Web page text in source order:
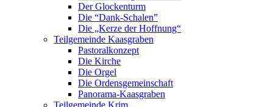
Der Glockenturm
Die “Dank-Schalen”
Die „Kerze der Hoffnung“
Teilgemeinde Kaasgraben
Pastoralkonzept
Die Kirche
Die Orgel
Die Ordensgemeinschaft
Panorama-Kaasgraben
Teilgemeinde Krim